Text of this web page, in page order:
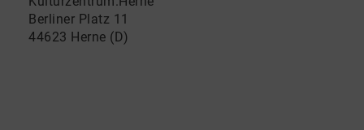
Berliner Platz 11
44623 Herne (D)